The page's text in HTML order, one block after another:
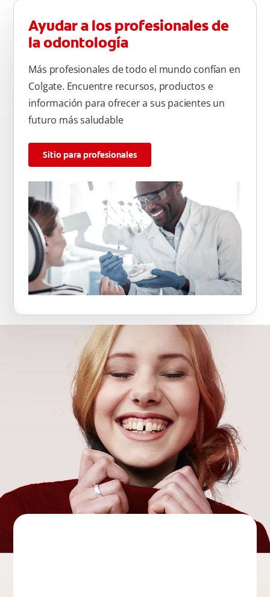
Ayudar a los profesionales de
la odontología
Más profesionales de todo el mundo confían en
Colgate. Encuentre recursos, productos e
información para ofrecer a sus pacientes un
futuro más saludable
Sitio para profesionales